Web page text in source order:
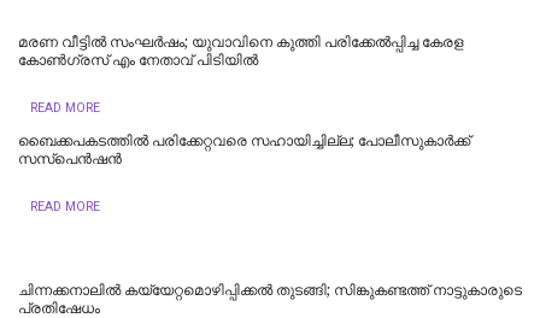
മരണ വീട്ടിൽ സംഘർഷം; യുവാവിനെ കുത്തി പരിക്കേല്‍പ്പിച്ച കേരള
കോൺഗ്രസ് എം നേതാവ് പിടിയിൽ
READ MORE
ബൈക്കപകടത്തില്‍ പരിക്കേറ്റവരെ സഹായിച്ചില്ല; പോലീസുകാര്‍ക്ക്
സസ്പെന്‍ഷന്‍
READ MORE
ചിന്നക്കനാലിൽ കയ്യേറ്റമൊഴിപ്പിക്കൽ തുടങ്ങി; സിങ്കുകണ്ടത്ത് നാട്ടുകാരുടെ
പ്രതിഷേധം